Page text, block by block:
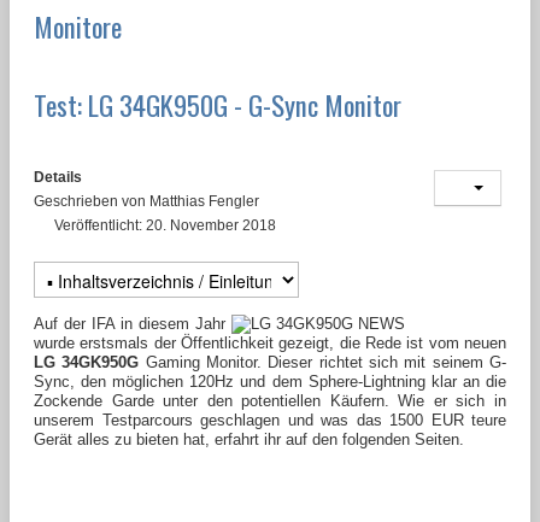
Monitore
Test: LG 34GK950G - G-Sync Monitor
Details
Geschrieben von Matthias Fengler
Veröffentlicht: 20. November 2018
Auf der IFA in diesem Jahr
wurde erstsmals der Öffentlichkeit gezeigt, die Rede ist vom neuen
LG 34GK950G Gaming Monitor. Dieser richtet sich mit seinem G-
Sync, den möglichen 120Hz und dem Sphere-Lightning klar an die
Zockende Garde unter den potentiellen Käufern. Wie er sich in
unserem Testparcours geschlagen und was das 1500 EUR teure
Gerät alles zu bieten hat, erfahrt ihr auf den folgenden Seiten.